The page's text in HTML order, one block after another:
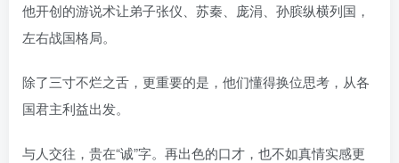
他开创的游说术让弟子张仪、苏秦、庞涓、孙膑纵横列国，
左右战国格局。
除了三寸不烂之舌，更重要的是，他们懂得换位思考，从各
国君主利益出发。
与人交往，贵在“诚”字。再出色的口才，也不如真情实感更